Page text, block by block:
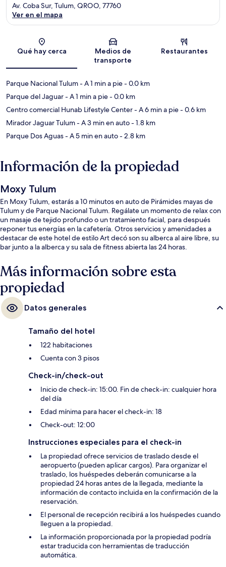
Sección del mapa
Av. Coba Sur, Tulum, QROO, 77760
Ver en el mapa
Qué hay cerca
Medios de
transporte
Restaurantes
Parque Nacional Tulum- A 1 min a pie- 0.0 km
Parque del Jaguar- A 1 min a pie- 0.0 km
Centro comercial Hunab Lifestyle Center- A 6 min a pie- 0.6 km
Mirador Jaguar Tulum- A 3 min en auto- 1.8 km
Parque Dos Aguas- A 5 min en auto- 2.8 km
Información de la propiedad
Moxy Tulum
En Moxy Tulum, estarás a 10 minutos en auto de Pirámides mayas de
Tulum y de Parque Nacional Tulum. Regálate un momento de relax con
un masaje de tejido profundo o un tratamiento facial, para después
reponer tus energías en la cafetería. Otros servicios y amenidades a
destacar de este hotel de estilo Art decó son su alberca al aire libre, su
bar junto a la alberca y su sala de fitness abierta las 24 horas.
Más información sobre esta
propiedad
Datos generales
Tamaño del hotel
122 habitaciones
Cuenta con 3 pisos
Check-in/check-out
Inicio de check-in: 15:00. Fin de check-in: cualquier hora
del día
Edad mínima para hacer el check-in: 18
Check-out: 12:00
Instrucciones especiales para el check-in
La propiedad ofrece servicios de traslado desde el
aeropuerto (pueden aplicar cargos). Para organizar el
traslado, los huéspedes deberán comunicarse a la
propiedad 24 horas antes de la llegada, mediante la
información de contacto incluida en la confirmación de la
reservación.
El personal de recepción recibirá a los huéspedes cuando
lleguen a la propiedad.
La información proporcionada por la propiedad podría
estar traducida con herramientas de traducción
automática.